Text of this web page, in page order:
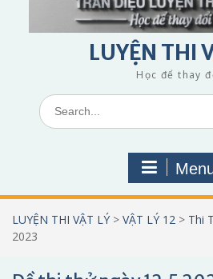
LUYỆN THI
Học để thay
Search
for:
LUYỆN THI VẬT LÝ > VẬT LÝ 12 > Thi
2023